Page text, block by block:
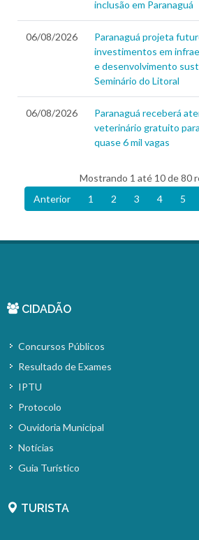
inclusão em Paranaguá
06/08/2026
Paranaguá projeta
investimentos em
e desenvolvimento
Seminário do Litoral
06/08/2026
Paranaguá receberá
veterinário gratuito
quase 6 mil vagas
Mostrando 1 até 10 de 80
Anterior
1 2 3 4 5
CIDADÃO
Concursos Públicos
Resultado de Exames
IPTU
Protocolo
Ouvidoria Municipal
Notícias
Guia Turístico
TURISTA